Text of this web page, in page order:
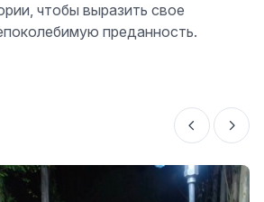
чтобы выразить свое
преданность.